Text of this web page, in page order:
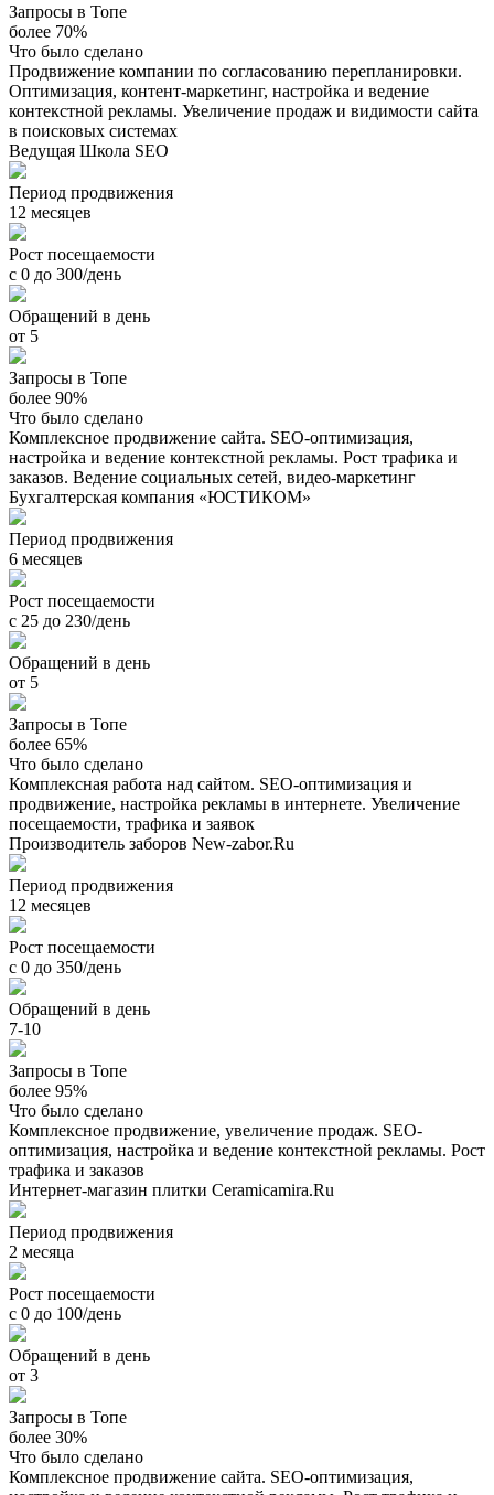
Запросы в Топе
более 70%
Что было сделано
Продвижение компании по согласованию перепланировки.
Оптимизация, контент-маркетинг, настройка и ведение
контекстной рекламы. Увеличение продаж и видимости сайта
в поисковых системах
Ведущая Школа SEO
Период продвижения
12 месяцев
Рост посещаемости
с 0 до 300/день
Обращений в день
от 5
Запросы в Топе
более 90%
Что было сделано
Комплексное продвижение сайта. SEO-оптимизация,
настройка и ведение контекстной рекламы. Рост трафика и
заказов. Ведение социальных сетей, видео-маркетинг
Бухгалтерская компания «ЮСТИКОМ»
Период продвижения
6 месяцев
Рост посещаемости
с 25 до 230/день
Обращений в день
от 5
Запросы в Топе
более 65%
Что было сделано
Комплексная работа над сайтом. SEO-оптимизация и
продвижение, настройка рекламы в интернете. Увеличение
посещаемости, трафика и заявок
Производитель заборов New-zabor.Ru
Период продвижения
12 месяцев
Рост посещаемости
с 0 до 350/день
Обращений в день
7-10
Запросы в Топе
более 95%
Что было сделано
Комплексное продвижение, увеличение продаж. SEO-
оптимизация, настройка и ведение контекстной рекламы. Рост
трафика и заказов
Интернет-магазин плитки Ceramicamira.Ru
Период продвижения
2 месяца
Рост посещаемости
с 0 до 100/день
Обращений в день
от 3
Запросы в Топе
более 30%
Что было сделано
Комплексное продвижение сайта. SEO-оптимизация,